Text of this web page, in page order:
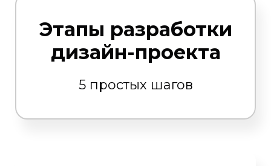
Этапы разработки
дизайн-проекта
5 простых шагов